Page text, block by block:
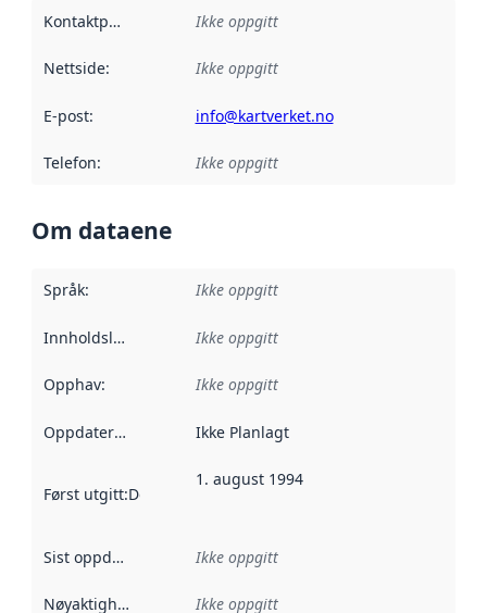
Kontaktpunkt Ikke oppgitt
Nettside: Ikke oppgitt
E-post: info@kartverket.no
Telefon: Ikke oppgitt
Om dataene
Språk: Ikke oppgitt
Innholdsleverandører :
Ikke oppgitt
Opphav: Ikke oppgitt
Oppdateringsfrekvens :
Ikke Planlagt
Først utgitt:Denne datoen sier når dataene i dette
1. august 1994
Sist oppdatert Ikke oppgitt
Nøyaktighet Ikke oppgitt